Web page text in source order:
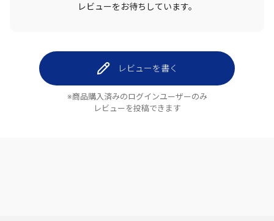
レビューをお待ちしています。
レビューを書く
※商品購入済みのログインユーザーのみ
レビューを投稿できます